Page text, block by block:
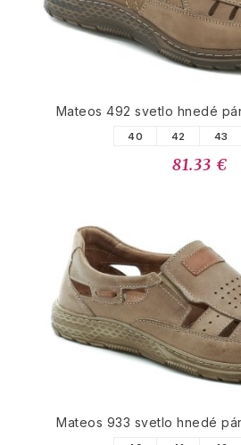
Mateos 492 svetlo hnedé
40 42 43
81.33 €
Mateos 933 svetlo hnedé